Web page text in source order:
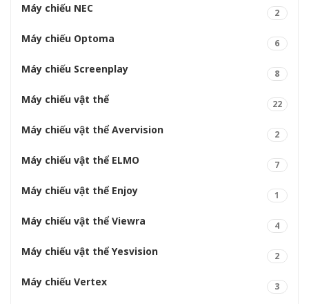
Máy chiếu NEC 2
Máy chiếu Optoma 6
Máy chiếu Screenplay 8
Máy chiếu vật thể 22
Máy chiếu vật thể Avervision 2
Máy chiếu vật thể ELMO 7
Máy chiếu vật thể Enjoy 1
Máy chiếu vật thể Viewra 4
Máy chiếu vật thể Yesvision 2
Máy chiếu Vertex 3